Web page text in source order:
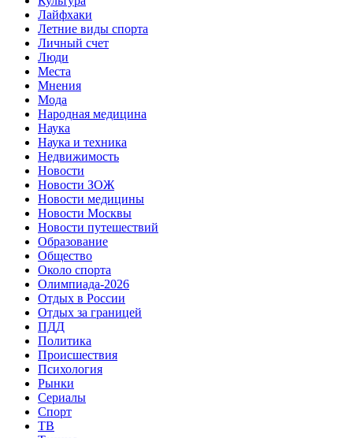
Лайфхаки
Летние виды спорта
Личный счет
Люди
Места
Мнения
Мода
Народная медицина
Наука
Наука и техника
Недвижимость
Новости
Новости ЗОЖ
Новости медицины
Новости Москвы
Новости путешествий
Образование
Общество
Около спорта
Олимпиада-2026
Отдых в России
Отдых за границей
ПДД
Политика
Происшествия
Психология
Рынки
Сериалы
Спорт
ТВ